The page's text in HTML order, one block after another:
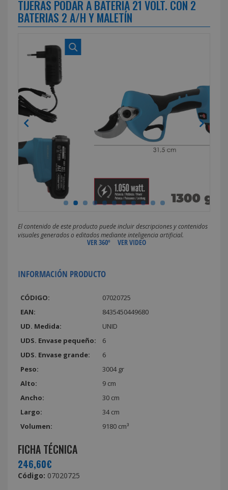
TIJERAS PODAR A BATERIA 21 VOLT. CON 2
BATERIAS 2 A/H Y MALETÍN
El contenido de este producto puede incluir descripciones y contenidos
visuales generados o editados mediante inteligencia artificial.
VER 360º VER VIDEO
INFORMACIÓN PRODUCTO
CÓDIGO:
07020725
EAN:
8435450449680
UD. Medida:
UNID
UDS. Envase pequeño:
6
UDS. Envase grande:
6
Peso:
3004 gr
Alto:
9 cm
Ancho:
30 cm
Largo:
34 cm
Volumen:
9180 cm³
FICHA TÉCNICA
246,60€
Código: 07020725